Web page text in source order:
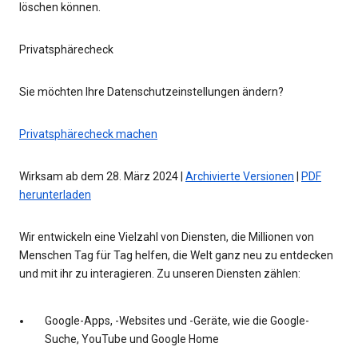
löschen können.
Privatsphärecheck
Sie möchten Ihre Datenschutzeinstellungen ändern?
Privatsphärecheck machen
Wirksam ab dem 28. März 2024 | Archivierte Versionen
PDF
herunterladen
Wir entwickeln eine Vielzahl von Diensten, die Millionen von
Menschen Tag für Tag helfen, die Welt ganz neu zu entdecken
und mit ihr zu interagieren. Zu unseren Diensten zählen:
Google-Apps, -Websites und -Geräte, wie die Google-
Suche, YouTube und Google Home